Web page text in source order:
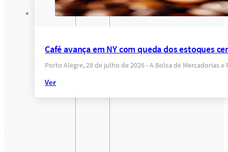
Café avança em NY com queda dos estoques
Porto Alegre, 28 de julho de 2026 - A Bolsa de Mercadorias
Ver